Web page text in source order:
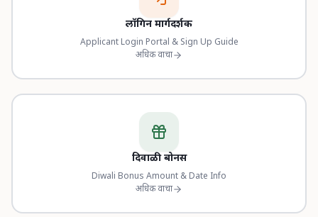
लॉगिन मार्गदर्शक
Applicant Login Portal & Sign Up Guide
अधिक वाचा
दिवाळी बोनस
Diwali Bonus Amount & Date Info
अधिक वाचा